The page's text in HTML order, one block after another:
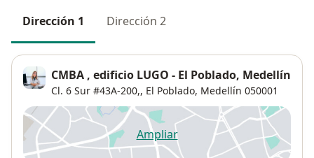
Dirección 1 Dirección 2
CMBA , edificio LUGO - El Poblado, Medellín
Cl. 6 Sur #43A-200,, El Poblado, Medellín 050001
Ampliarse abre en una nueva